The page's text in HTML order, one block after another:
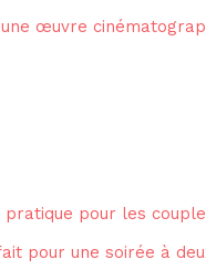
œuvre
pratique pour les
pour une soirée à